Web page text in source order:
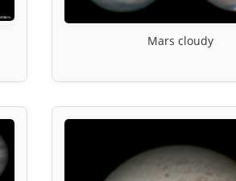
Mars cloudy